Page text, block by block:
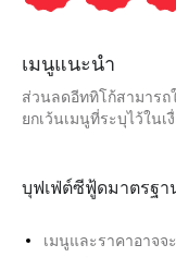
เมนูแนะนำ
ส่วนลดอีททิโก้สามารถ
ยกเว้นเมนูที่ระบุไว้ในเ
บุฟเฟ่ต์ซีฟู้ดมาตรฐา
เมนูและราคาอาจจ